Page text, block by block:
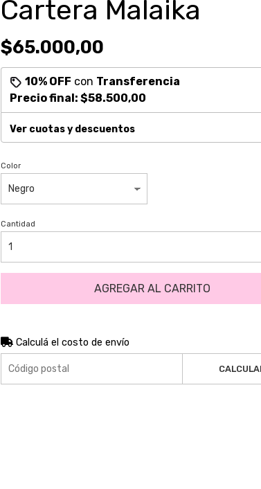
Cartera Malaika
$65.000,00
10% OFF con Transferencia
Precio final: $58.500,00
Ver cuotas y descuentos
Color
Cantidad
AGREGAR AL CARRITO
Calculá el costo de envío